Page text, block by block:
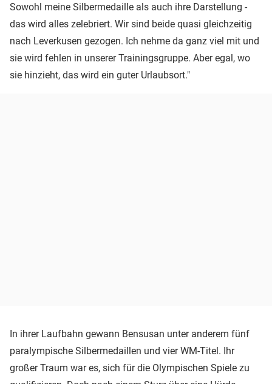
Sowohl meine Silbermedaille als auch ihre Darstellung -
das wird alles zelebriert. Wir sind beide quasi gleichzeitig
nach Leverkusen gezogen. Ich nehme da ganz viel mit und
sie wird fehlen in unserer Trainingsgruppe. Aber egal, wo
sie hinzieht, das wird ein guter Urlaubsort."
In ihrer Laufbahn gewann Bensusan unter anderem fünf
paralympische Silbermedaillen und vier WM-Titel. Ihr
großer Traum war es, sich für die Olympischen Spiele zu